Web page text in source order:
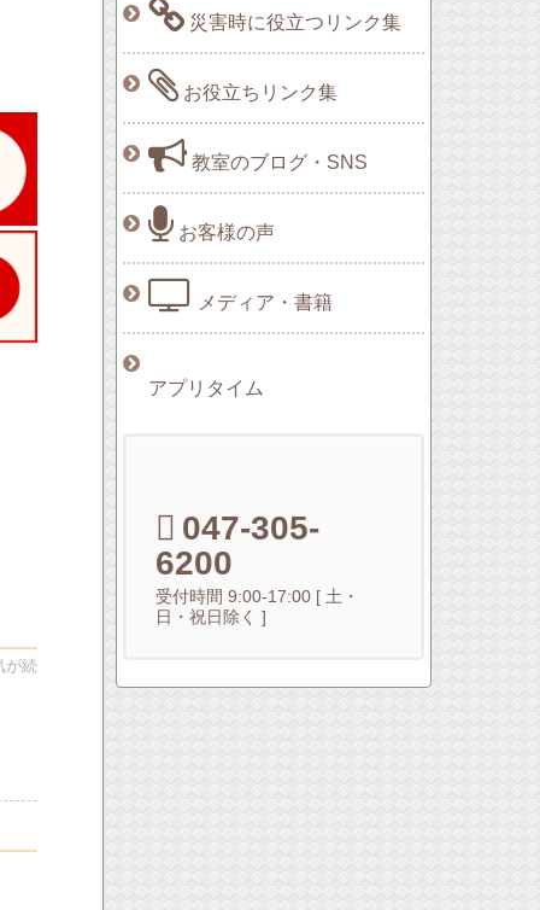
が続
災害時に役立つリンク集
お役立ちリンク集
教室のブログ・SNS
お客様の声
メディア・書籍
アプリタイム
047-305-
6200
受付時間 9:00-17:00 [ 土・
日・祝日除く ]